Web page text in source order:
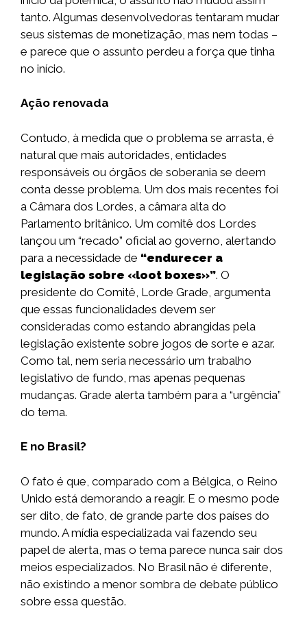
tanto. Algumas desenvolvedoras tentaram mudar
seus sistemas de monetização, mas nem todas –
e parece que o assunto perdeu a força que tinha
no início.
Ação renovada
Contudo, à medida que o problema se arrasta, é
natural que mais autoridades, entidades
responsáveis ou órgãos de soberania se deem
conta desse problema. Um dos mais recentes foi
a Câmara dos Lordes, a câmara alta do
Parlamento britânico. Um comitê dos Lordes
lançou um “recado” oficial ao governo, alertando
para a necessidade de “endurecer a
legislação sobre «loot boxes»”. O
presidente do Comitê, Lorde Grade, argumenta
que essas funcionalidades devem ser
consideradas como estando abrangidas pela
legislação existente sobre jogos de sorte e azar.
Como tal, nem seria necessário um trabalho
legislativo de fundo, mas apenas pequenas
mudanças. Grade alerta também para a “urgência”
do tema.
E no Brasil?
O fato é que, comparado com a Bélgica, o Reino
Unido está demorando a reagir. E o mesmo pode
ser dito, de fato, de grande parte dos países do
mundo. A mídia especializada vai fazendo seu
papel de alerta, mas o tema parece nunca sair dos
meios especializados. No Brasil não é diferente,
não existindo a menor sombra de debate público
sobre essa questão.